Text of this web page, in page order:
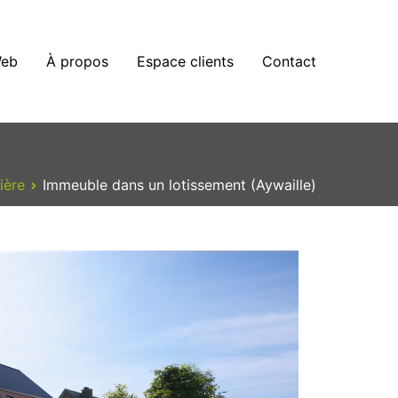
À propos Espace clients Contact
Immeuble dans un lotissement (Aywaille)